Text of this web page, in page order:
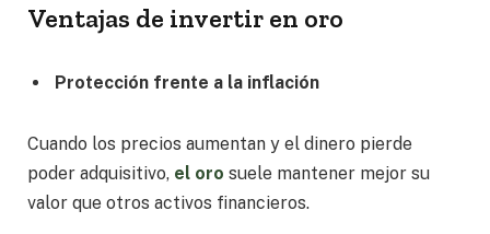
Ventajas de invertir en oro
Protección frente a la inflación
Cuando los precios aumentan y el dinero pierde
poder adquisitivo, el oro suele mantener mejor su
valor que otros activos financieros.